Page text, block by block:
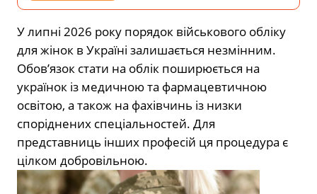
У липні 2026 року порядок військового обліку
для жінок в Україні залишається незмінним.
Обов’язок стати на облік поширюється на
українок із медичною та фармацевтичною
освітою, а також на фахівчинь із низки
споріднених спеціальностей. Для
представниць інших професій ця процедура є
цілком добровільною.